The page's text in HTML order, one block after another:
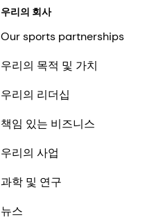
우리의 회사
Our sports partnerships
우리의 목적 및 가치
우리의 리더십
책임 있는 비즈니스
우리의 사업
과학 및 연구
뉴스